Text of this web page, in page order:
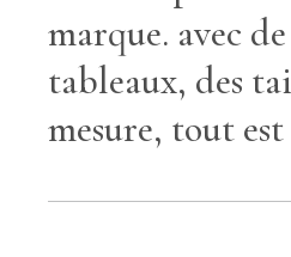
marque. avec
tableaux, des
mesure, tout